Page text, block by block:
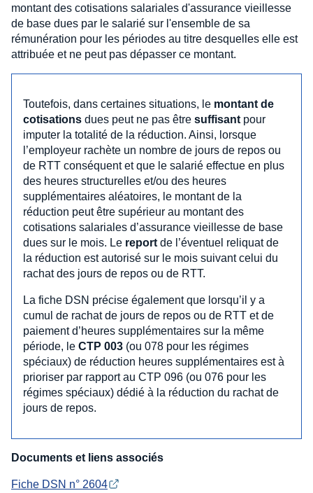
montant des cotisations salariales d'assurance vieillesse
de base dues par le salarié sur l'ensemble de sa
rémunération pour les périodes au titre desquelles elle est
attribuée et ne peut pas dépasser ce montant.
Toutefois, dans certaines situations, le montant de
cotisations dues peut ne pas être suffisant pour
imputer la totalité de la réduction. Ainsi, lorsque
l’employeur rachète un nombre de jours de repos ou
de RTT conséquent et que le salarié effectue en plus
des heures structurelles et/ou des heures
supplémentaires aléatoires, le montant de la
réduction peut être supérieur au montant des
cotisations salariales d’assurance vieillesse de base
dues sur le mois. Le report de l’éventuel reliquat de
la réduction est autorisé sur le mois suivant celui du
rachat des jours de repos ou de RTT.
La fiche DSN précise également que lorsqu’il y a
cumul de rachat de jours de repos ou de RTT et de
paiement d’heures supplémentaires sur la même
période, le CTP 003 (ou 078 pour les régimes
spéciaux) de réduction heures supplémentaires est à
prioriser par rapport au CTP 096 (ou 076 pour les
régimes spéciaux) dédié à la réduction du rachat de
jours de repos.
Documents et liens associés
Fiche DSN n° 2604